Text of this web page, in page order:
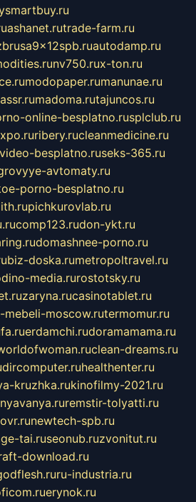
ashanet.rutrade-farm.ru
autodamp.ru
nv750.rux-ton.ru
modopaper.rumanunae.ru
madoma.rutajuncos.ru
online-besplatno.rusplclub.ru
ribery.rucleanmedicine.ru
besplatno.ruseks-365.ru
avtomaty.ru
porno-besplatno.ru
pichkurovlab.ru
comp123.rudon-ykt.ru
domashnee-porno.ru
biz-doska.rumetropoltravel.ru
media.rurostotsky.ru
zaryna.rucasinotablet.ru
mebeli-moscow.rutermomur.ru
erdamchi.rudoramamama.ru
clean-dreams.ru
dircomputer.ruhealthenter.ru
kruzhka.rukinofilmy-2021.ru
remstir-tolyatti.ru
newtech-spb.ru
tai.ruseonub.ruzvonitut.ru
download.ru
ru-industria.ru
erynok.ru